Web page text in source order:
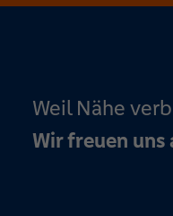
Weil Nähe
Wir freuen